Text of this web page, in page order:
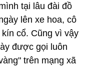
tại lâu đài đồ
lên xe hoa, cô
cổ. Cũng vì vậy
được gọi luôn
trên mạng xã